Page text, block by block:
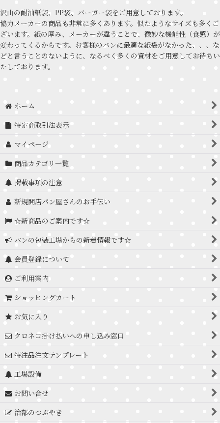
沢山の耐油紙袋、PP袋、バーガー袋をご用意しております。
協力メーカーの商品も非常に多くあります。似たようなサイズも多くご
ざいます。紙の厚み、メーカーが違うことで、微妙な機能性（食感）が
変わってくるからです。お客様のパンに最適な紙袋がなかった、、、な
どと言うことのないように、なるべく多くの資材をご用意してお待ちい
たしております。
ホーム
特定商取引法表示
マイページ
商品カテゴリ一覧
掲載事項の注意
新規開店パン屋さんのお手伝い
☆新商品のご案内です☆
パンの包装工場からの新着情報です☆
会員登録について
ご利用案内
ショッピングカート
お気に入り
クロネコ掛け払いへの申し込み窓口
特注品注文テンプレート
工場設備
お問い合せ
治部のつぶやき